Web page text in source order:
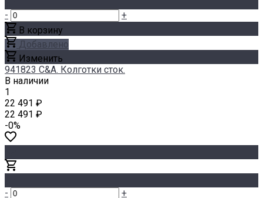
-
+
В корзину
Добавлено
Изменить
941823 C&A. Колготки сток.
В наличии
1
22 491 ₽
22 491 ₽
-0%
-
+